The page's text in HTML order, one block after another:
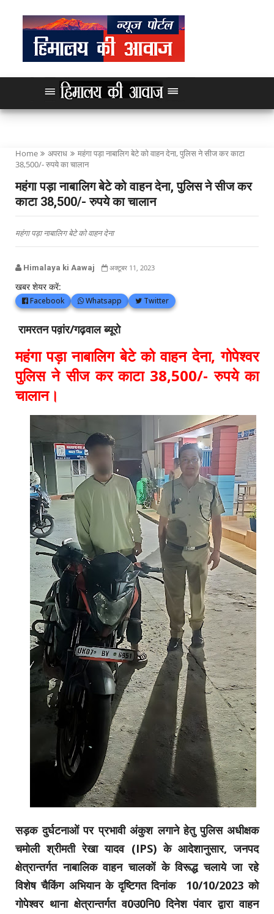
Home अपराध
महंगा पड़ा नाबालिग बेटे को वाहन देना, पुलिस ने सीज कर काटा
38,500/- रुपये का चालान
महंगा पड़ा नाबालिग बेटे को वाहन देना, पुलिस ने सीज कर
काटा 38,500/- रुपये का चालान
महंगा पड़ा नाबालिग बेटे को वाहन देना
Himalaya ki Aawaj अक्टूबर 11, 2023
खबर शेयर करें:
Facebook Whatsapp Twitter
रामरतन पव़ांर/गढ़वाल ब्यूरो
महंगा पड़ा नाबालिग बेटे को वाहन देना, गोपेश्वर
पुलिस ने सीज कर काटा 38,500/- रुपये का
चालान।
सड़क दुर्घटनाओं पर प्रभावी अंकुश लगाने हेतु पुलिस अधीक्षक
चमोली श्रीमती रेखा यादव (IPS) के आदेशानुसार, जनपद
क्षेत्रान्तर्गत नाबालिक वाहन चालकों के विरूद्ध चलाये जा रहे
विशेष चैकिंग अभियान के दृष्टिगत दिनांक 10/10/2023 को
गोपेश्वर थाना क्षेत्रान्तर्गत व0उ0नि0 दिनेश पंवार द्वारा वाहन